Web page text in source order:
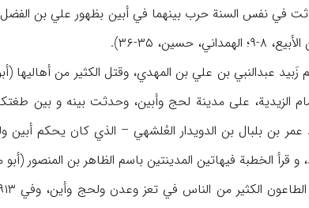
في نفس السنة حرب بینهما في أبین بظهور علي بن الفضل
۳۵-۳۶).
۷۲۳/ آب ۱۳۲۳م تمرد عمر بن بلبال بن الدویدار العُلشهي – الذي
الخطبة فيهاتین المدینتین باسم الظاهر بن المنصور (أبو